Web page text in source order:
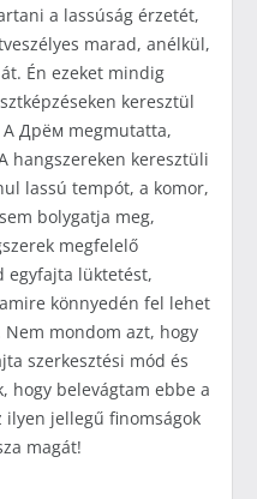
a lassúság érzetét,
marad, anélkül,
Én ezeket mindig
keresztül
Дрём megmutatta,
hangszereken keresztüli
lassú tempót, a komor,
bolygatja meg,
megfelelő
egyfajta lüktetést,
könnyedén fel lehet
mondom azt, hogy
szerkesztési mód és
hogy belevágtam ebbe a
ilyen jellegű finomságok
magát!